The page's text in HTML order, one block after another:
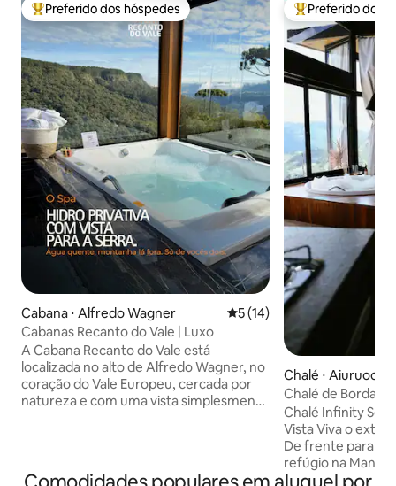
Entre os melhores preferidos dos hóspedes
Preferido dos hóspedes
Cabana ⋅ Alfredo Wagner 5 de uma avaliação média
5 (14)
Cabanas Recanto do Vale | Luxo
A Cabana Recanto do Vale está
localizada no alto de Alfredo Wagner, no
coração do Vale Europeu, cercada por
natureza e com uma vista simplesmente
Entre os
Preferido dos
Chalé ⋅ Aiuruoca
Chalé de Borda
Aiuruoca, MG
Chalé Infinity
Vista Viva o
De frente para o
refúgio na
natureza. Conforto: Hidro relaxante,